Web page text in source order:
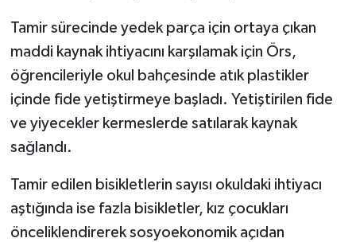
Tamir sürecinde yedek parça için ortaya çıkan
maddi kaynak ihtiyacını karşılamak için Örs,
öğrencileriyle okul bahçesinde atık plastikler
içinde fide yetiştirmeye başladı. Yetiştirilen fide
ve yiyecekler kermeslerde satılarak kaynak
sağlandı.
Tamir edilen bisikletlerin sayısı okuldaki ihtiyacı
aştığında ise fazla bisikletler, kız çocukları
önceliklendirerek sosyoekonomik açıdan